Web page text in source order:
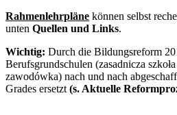
Rahmenlehrpläne können selbst
unten Quellen und Links.
Wichtig: Durch die Bildungsreform
Berufsgrundschulen (zasadnicza
zawodówka) nach und nach
Grades ersetzt (s. Aktuelle